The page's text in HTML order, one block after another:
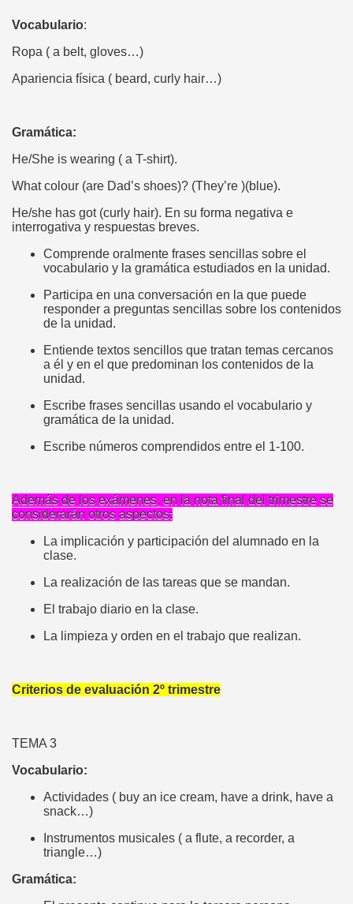
Vocabulario:
Ropa ( a belt, gloves…)
Apariencia física ( beard, curly hair…)
Gramática:
He/She is wearing ( a T-shirt).
What colour (are Dad’s shoes)? (They’re )(blue).
He/she has got (curly hair). En su forma negativa e
interrogativa y respuestas breves.
Comprende oralmente frases sencillas sobre el
vocabulario y la gramática estudiados en la unidad.
Participa en una conversación en la que puede
responder a preguntas sencillas sobre los contenidos
de la unidad.
Entiende textos sencillos que tratan temas cercanos
a él y en el que predominan los contenidos de la
unidad.
Escribe frases sencillas usando el vocabulario y
gramática de la unidad.
Escribe números comprendidos entre el 1-100.
Además de los exámenes, en la nota final del trimestre se
considerarán otros aspectos:
La implicación y participación del alumnado en la
clase.
La realización de las tareas que se mandan.
El trabajo diario en la clase.
La limpieza y orden en el trabajo que realizan.
Criterios de evaluación 2º trimestre
TEMA 3
Vocabulario:
Actividades ( buy an ice cream, have a drink, have a
snack…)
Instrumentos musicales ( a flute, a recorder, a
triangle…)
Gramática: